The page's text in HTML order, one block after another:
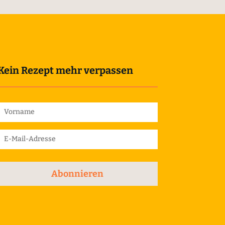
Rezept mehr verpassen
Abonnieren